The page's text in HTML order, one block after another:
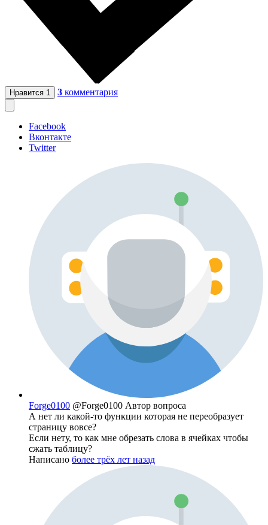
Нравится 1 3 комментария
Facebook
Вконтакте
Twitter
Forge0100 @Forge0100 Автор вопроса
А нет ли какой-то функции которая не переобразует
страницу вовсе?
Если нету, то как мне обрезать слова в ячейках чтобы
сжать таблицу?
Написано более трёх лет назад